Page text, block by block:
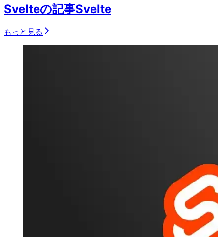
Svelteの記事Svelte
もっと見る